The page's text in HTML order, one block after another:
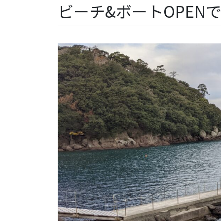
ビーチ&ボートOPEN